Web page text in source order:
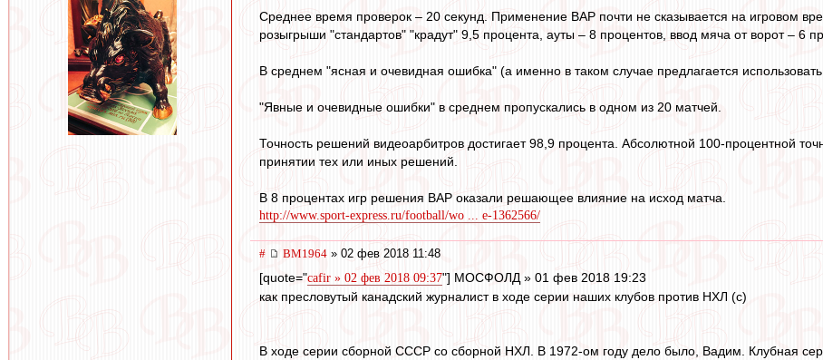
Среднее время проверок – 20 секунд. Применение ВАР почти не сказывается на игровом
розыгрыши "стандартов" "крадут" 9,5 процента, ауты – 8 процентов, ввод мяча от ворот – 6
В среднем "ясная и очевидная ошибка" (а именно в таком случае предлагается
"Явные и очевидные ошибки" в среднем пропускались в одном из 20 матчей.
Точность решений видеоарбитров достигает 98,9 процента. Абсолютной 100-процентной
принятии тех или иных решений.
В 8 процентах игр решения ВАР оказали решающее влияние на исход матча.
http://www.sport-express.ru/football/wo ... e-1362566/
# BM1964 » 02 фев 2018 11:48
[quote="cafir » 02 фев 2018 09:37"] МОСФОЛД » 01 фев 2018 19:23
как пресловутый канадский журналист в ходе серии наших клубов против НХЛ (с)
В ходе серии сборной СССР со сборной НХЛ. В 1972-ом году дело было, Вадим. Клубная